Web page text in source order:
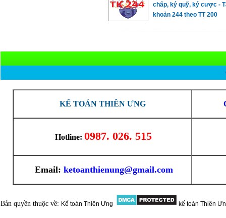
chấp, ký quỹ, ký cược -
khoản 244 theo TT 200
KẾ TOÁN THIÊN ƯNG
Hotline: 0987. 026. 515
Email: ketoanthienung@gmail.com
Bản quyền thuộc về: Kế toán Thiên Ưng kế toán Thiên